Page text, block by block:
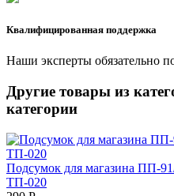
Квалифицированная поддержка
Наши эксперты обязательно
Другие товары из
категории
Подсумок для магазина ПП-
ТП-020